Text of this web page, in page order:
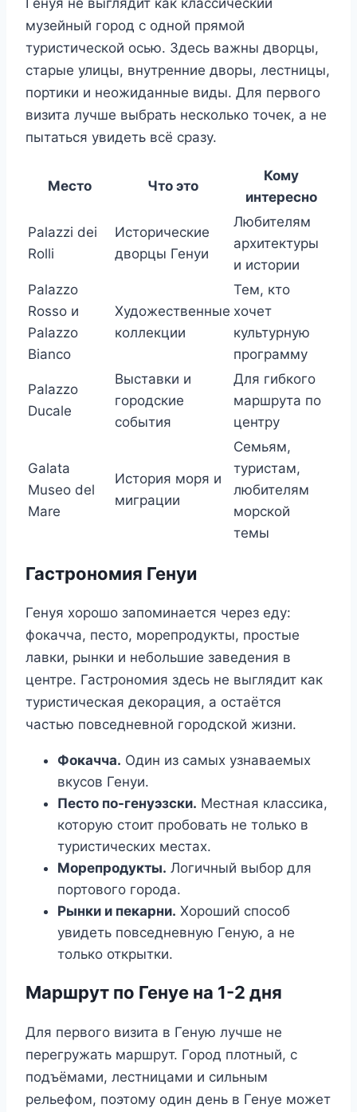
музейный город с одной прямой
туристической осью. Здесь важны дворцы,
старые улицы, внутренние дворы, лестницы,
портики и неожиданные виды. Для первого
визита лучше выбрать несколько точек, а не
пытаться увидеть всё сразу.
Место Что это
Кому
интересно
Palazzi dei
Rolli
Исторические
дворцы Генуи
Любителям
архитектуры
и истории
Palazzo
Rosso и
Palazzo
Bianco
Художественные
коллекции
Тем, кто
хочет
культурную
программу
Palazzo
Ducale
Выставки и
городские
события
Для гибкого
маршрута по
центру
Galata
Museo del
Mare
История моря и
миграции
Семьям,
туристам,
любителям
морской
темы
Гастрономия Генуи
Генуя хорошо запоминается через еду:
фокачча, песто, морепродукты, простые
лавки, рынки и небольшие заведения в
центре. Гастрономия здесь не выглядит как
туристическая декорация, а остаётся
частью повседневной городской жизни.
Фокачча. Один из самых узнаваемых
вкусов Генуи.
Песто по-генуэзски. Местная классика,
которую стоит пробовать не только в
туристических местах.
Морепродукты. Логичный выбор для
портового города.
Рынки и пекарни. Хороший способ
увидеть повседневную Геную, а не
только открытки.
Маршрут по Генуе на 1-2 дня
Для первого визита в Геную лучше не
перегружать маршрут. Город плотный, с
подъёмами, лестницами и сильным
рельефом, поэтому один день в Генуе может